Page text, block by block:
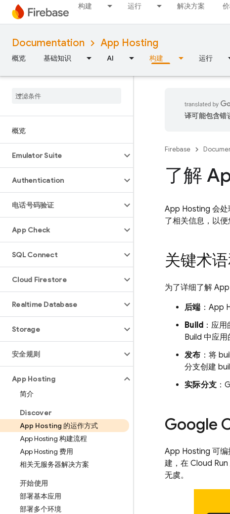
构建 运行 解决方案
Documentation App Hosting
概览 基础知识 AI 构建 运行
概览
Emulator Suite
Authentication
电话号码验证
App Check
SQL Connect
Cloud Firestore
Realtime Database
Storage
安全规则
App Hosting
简介
Discover
App Hosting 的运作方式
App Hosting 构建流程
App Hosting 费用
相关无服务器解决方案
开始使用
部署基本应用
部署多个环境
译可能包含错
Firebase
了解
App Hosting 会处
了相关信息，以便
关键术
为了详细了解
后端 ： App
Build ：应
Build 中应用
发布 ：将
分支创建
实际分支 ：
Google
App Hosting 可
建，在 Cloud Run
无虞。